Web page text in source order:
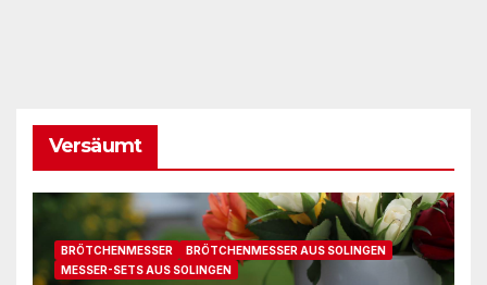
Versäumt
BRÖTCHENMESSER
BRÖTCHENMESSER AUS SOLINGEN
MESSER-SETS AUS SOLINGEN